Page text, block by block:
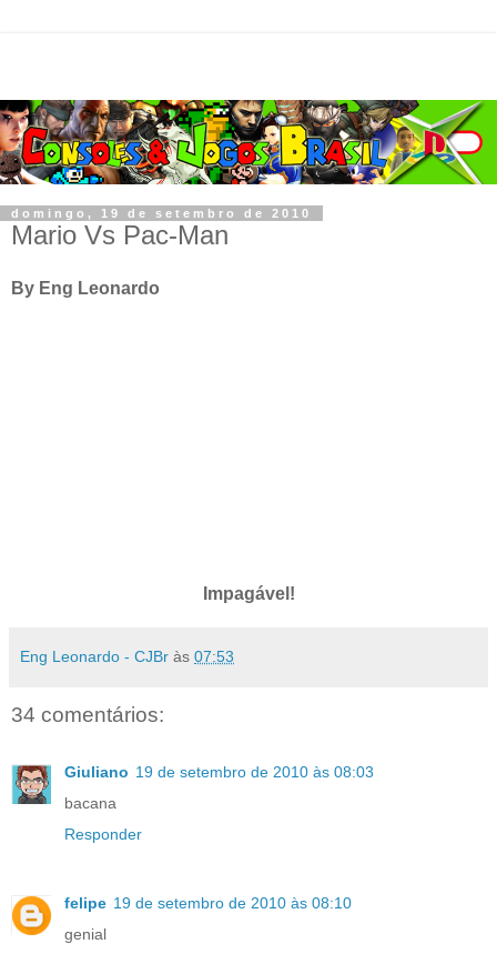
domingo, 19 de setembro de 2010
Mario Vs Pac-Man
By Eng Leonardo
Impagável!
Eng Leonardo - CJBr às 07:53
34 comentários:
Giuliano 19 de setembro de 2010 às 08:03
bacana
Responder
felipe 19 de setembro de 2010 às 08:10
genial